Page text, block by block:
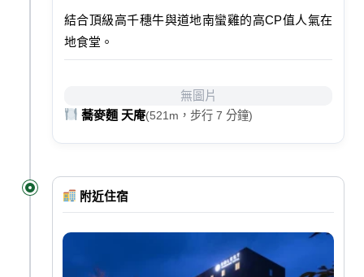
結合頂級高千穗牛與道地南蠻雞的高CP值人氣在
地食堂。
無圖片
蕎麥麵 天庵(521m，步行 7 分鐘)
附近住宿